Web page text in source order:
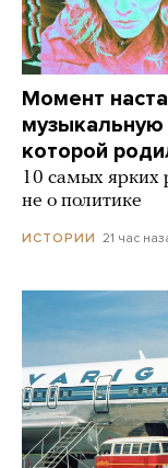
Момент
музыкальную
которой
10 самых ярких
не о политике
ИСТОРИИ 21 час